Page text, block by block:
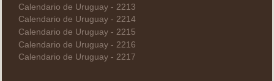
Calendario de Uruguay - 2213
Calendario de Uruguay - 2214
Calendario de Uruguay - 2215
Calendario de Uruguay - 2216
Calendario de Uruguay - 2217